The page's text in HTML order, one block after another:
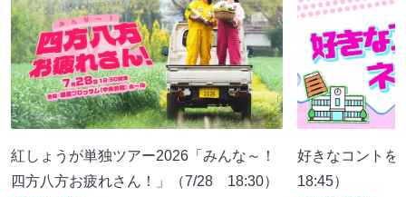
紅しょうが単独ツアー2026「みんな～！
四方八方お疲れさん！」（7/28 18:30）
好きなコント
18:45）